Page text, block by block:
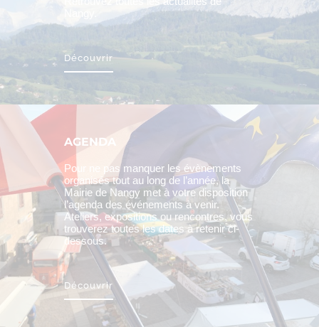
Découvrir
AGENDA
Pour ne pas manquer les évènements
organisés tout au long de l’année, la
Mairie de Nangy met à votre disposition
l’agenda des événements à venir.
Ateliers, expositions ou rencontres, vous
trouverez toutes les dates à retenir ci-
dessous.
Découvrir